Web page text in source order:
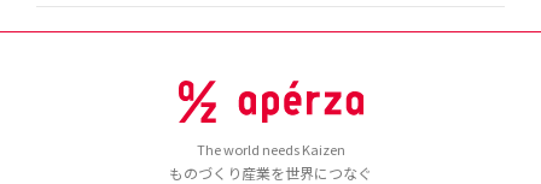
The world needs Kaizen
ものづくり産業を世界につなぐ